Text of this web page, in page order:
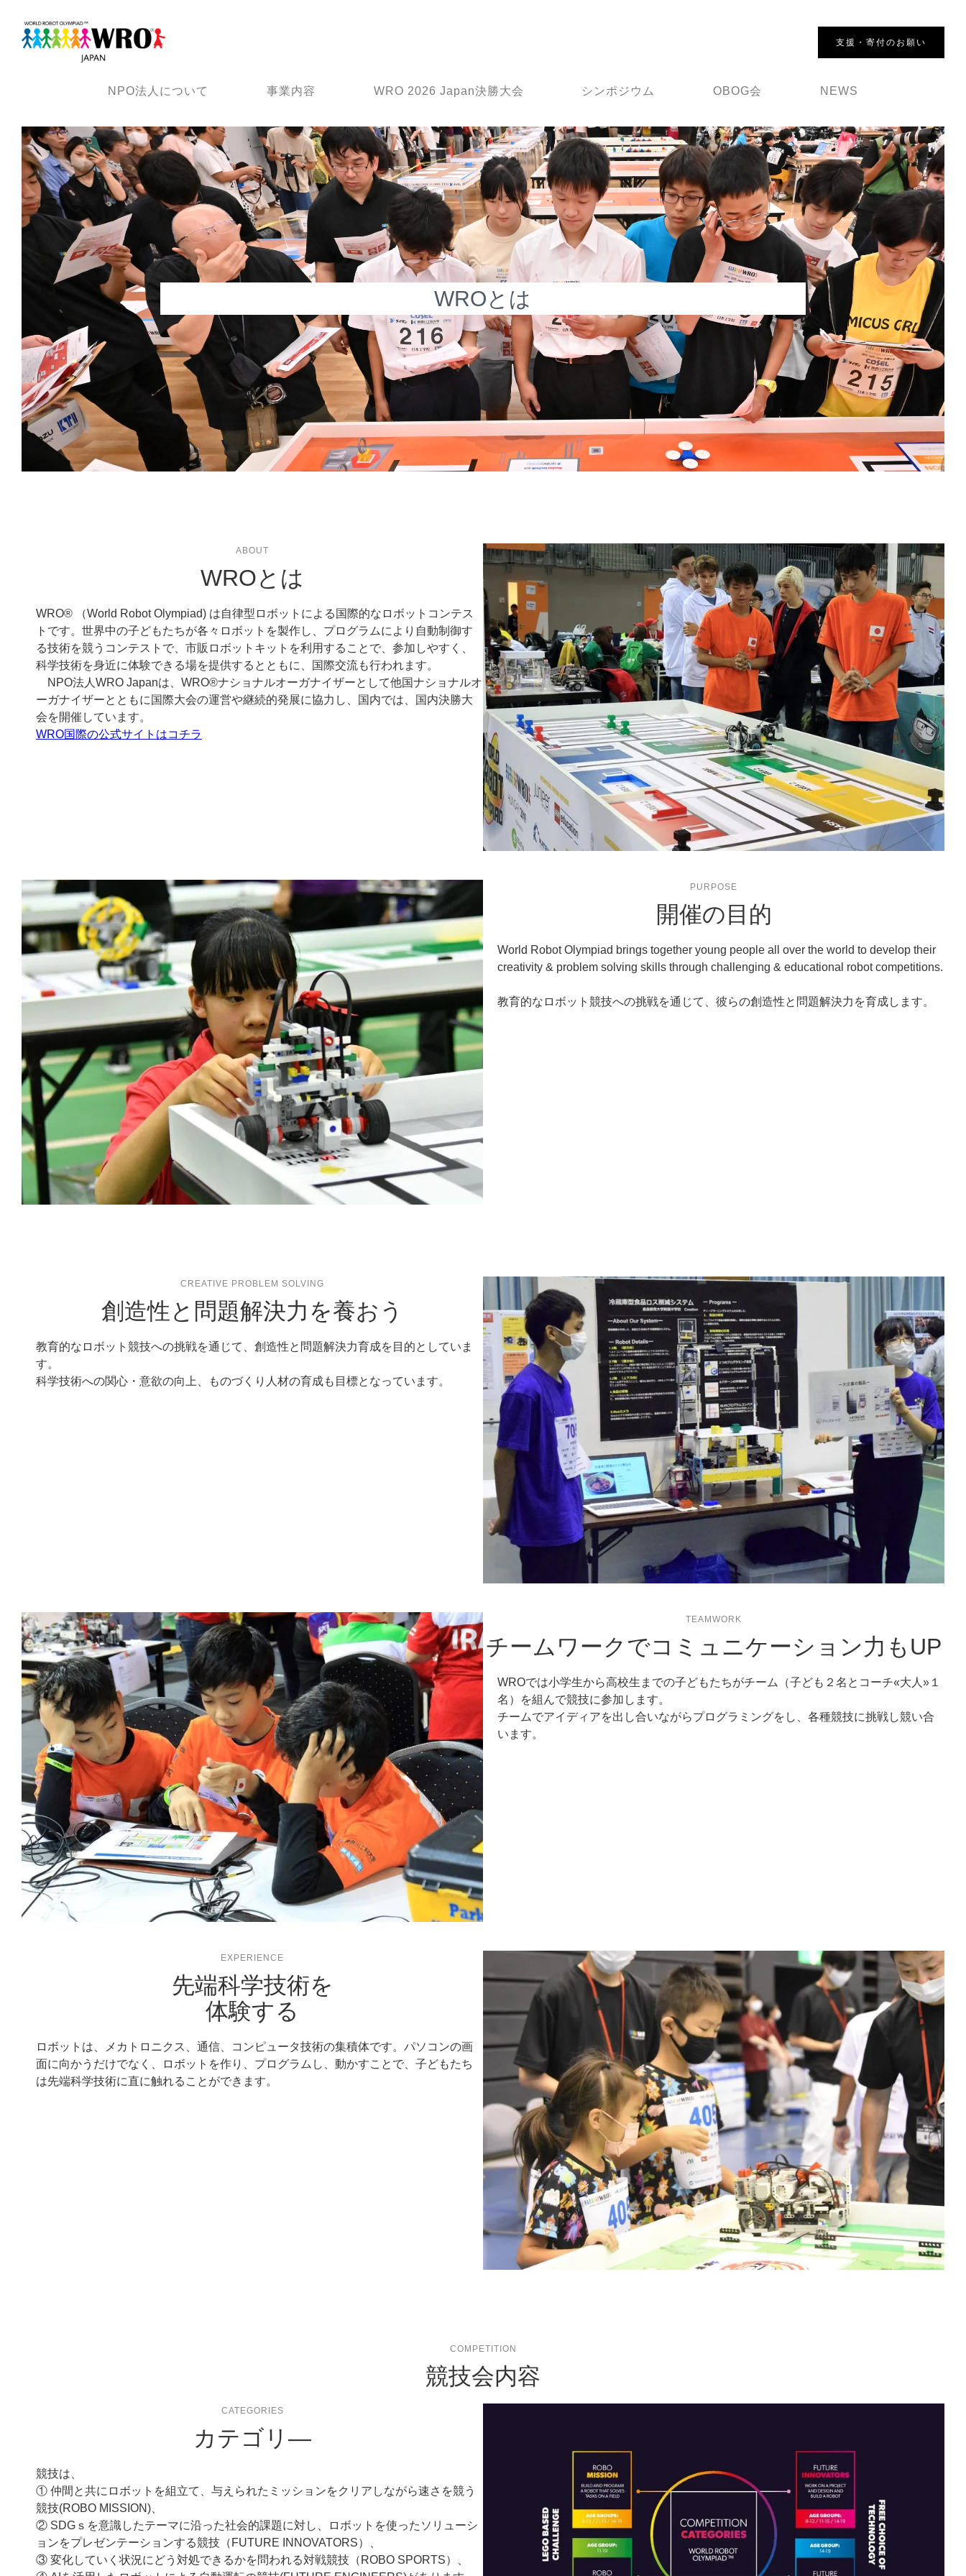
支援・寄付のお願い
NPO法人について 事業内容 WRO 2026 Japan決勝大会 シンポジウム OBOG会 NEWS
WROとは
ABOUT
WROとは
WRO® （World Robot Olympiad) は自律型ロボットによる国際的なロボットコンテス
トです。世界中の子どもたちが各々ロボットを製作し、プログラムにより自動制御す
る技術を競うコンテストで、市販ロボットキットを利用することで、参加しやすく、
科学技術を身近に体験できる場を提供するとともに、国際交流も行われます。
NPO法人WRO Japanは、WRO®ナショナルオーガナイザーとして他国ナショナルオ
ーガナイザーとともに国際大会の運営や継続的発展に協力し、国内では、国内決勝大
会を開催しています。
WRO国際の公式サイトはコチラ
PURPOSE
開催の目的
World Robot Olympiad brings together young people all over the world to develop their
creativity & problem solving skills through challenging & educational robot competitions.
教育的なロボット競技への挑戦を通じて、彼らの創造性と問題解決力を育成します。
CREATIVE PROBLEM SOLVING
創造性と問題解決力を養おう
教育的なロボット競技への挑戦を通じて、創造性と問題解決力育成を目的としていま
す。
科学技術への関心・意欲の向上、ものづくり人材の育成も目標となっています。
TEAMWORK
チームワークでコミュニケーション力もUP
WROでは小学生から高校生までの子どもたちがチーム（子ども２名とコーチ«大人»１
名）を組んで競技に参加します。
チームでアイディアを出し合いながらプログラミングをし、各種競技に挑戦し競い合
います。
EXPERIENCE
先端科学技術を
体験する
ロボットは、メカトロニクス、通信、コンピュータ技術の集積体です。パソコンの画
面に向かうだけでなく、ロボットを作り、プログラムし、動かすことで、子どもたち
は先端科学技術に直に触れることができます。
COMPETITION
競技会内容
CATEGORIES
カテゴリ―
競技は、
① 仲間と共にロボットを組立て、与えられたミッションをクリアしながら速さを競う
競技(ROBO MISSION)、
② SDGｓを意識したテーマに沿った社会的課題に対し、ロボットを使ったソリューシ
ョンをプレゼンテーションする競技（FUTURE INNOVATORS）、
③ 変化していく状況にどう対処できるかを問われる対戦競技（ROBO SPORTS）、